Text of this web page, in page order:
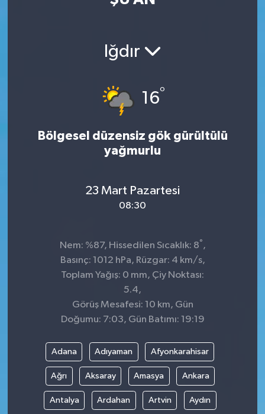
Iğdır
16°
Bölgesel düzensiz gök gürültülü
yağmurlu
23 Mart Pazartesi
08:30
Nem: %87, Hissedilen Sıcaklık: 8° ,
Basınç: 1012 hPa, Rüzgar: 4 km/s,
Toplam Yağış: 0 mm, Çiy Noktası:
5.4,
Görüş Mesafesi: 10 km, Gün
Doğumu: 7:03, Gün Batımı: 19:19
Adana Adıyaman Afyonkarahisar
Ağrı Aksaray Amasya Ankara
Antalya Ardahan Artvin Aydın